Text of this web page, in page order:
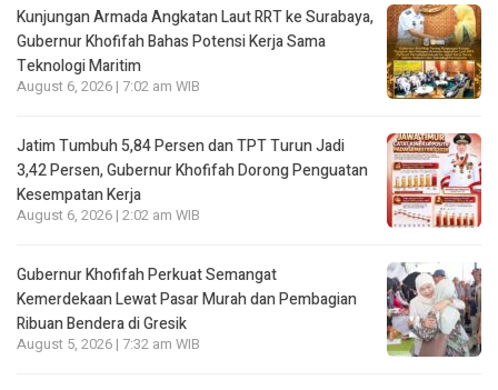
Kunjungan Armada Angkatan Laut RRT ke Surabaya,
Gubernur Khofifah Bahas Potensi Kerja Sama
Teknologi Maritim
August 6, 2026 | 7:02 am WIB
Jatim Tumbuh 5,84 Persen dan TPT Turun Jadi
3,42 Persen, Gubernur Khofifah Dorong Penguatan
Kesempatan Kerja
August 6, 2026 | 2:02 am WIB
Gubernur Khofifah Perkuat Semangat
Kemerdekaan Lewat Pasar Murah dan Pembagian
Ribuan Bendera di Gresik
August 5, 2026 | 7:32 am WIB